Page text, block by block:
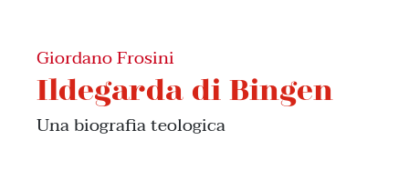
Giordano Frosini
Ildegarda di Bingen
Una biografia teologica